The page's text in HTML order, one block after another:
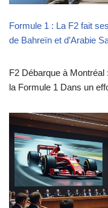
Formule 1 : La F2 fait
de Bahreïn et d’Arabie
F2 Débarque à
la Formule 1 Dans un